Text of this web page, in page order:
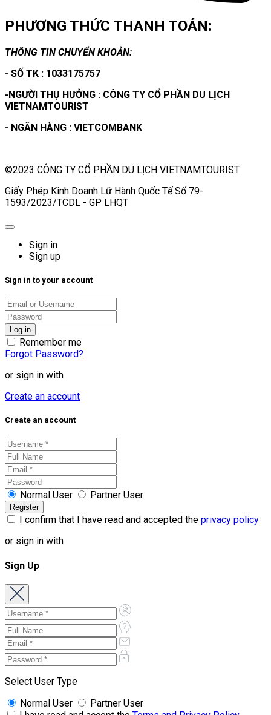
PHƯƠNG THỨC THANH TOÁN:
THÔNG TIN CHUYỂN KHOẢN:
- SỐ TK : 1033175757
-NGƯỜI THỤ HƯỞNG : CÔNG TY CỔ PHẦN DU LỊCH
VIETNAMTOURIST
- NGÂN HÀNG : VIETCOMBANK
©2023 CÔNG TY CỔ PHẦN DU LỊCH VIETNAMTOURIST
Giấy Phép Kinh Doanh Lữ Hành Quốc Tế Số 79-
1593/2023/TCDL - GP LHQT
Sign in
Sign up
Sign in to your account
Remember me
Forgot Password?
or sign in with
Create an account
Create an account
Normal User Partner User
I confirm that I have read and accepted the privacy policy
or sign in with
Sign Up
Select User Type
Normal User
Partner User